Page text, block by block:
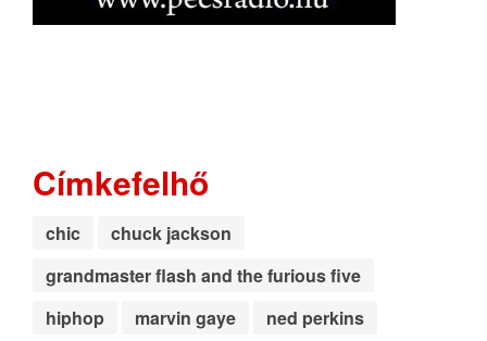
Címkefelhő
chic
chuck jackson
grandmaster flash and the furious five
hiphop
marvin gaye
ned perkins